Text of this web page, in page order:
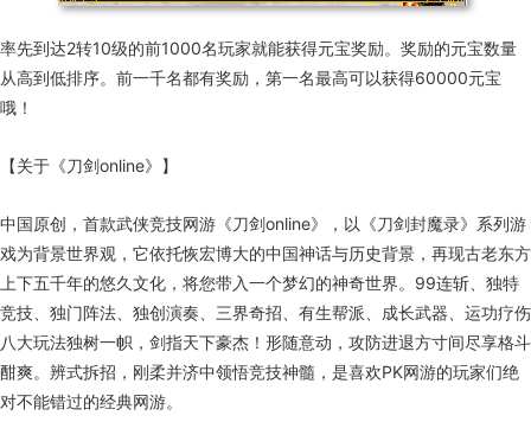
率先到达2转10级的前1000名玩家就能获得元宝奖励。奖励的元宝数量
从高到低排序。前一千名都有奖励，第一名最高可以获得60000元宝
哦！
【关于《刀剑online》】
中国原创，首款武侠竞技网游《刀剑online》，以《刀剑封魔录》系列游
戏为背景世界观，它依托恢宏博大的中国神话与历史背景，再现古老东方
上下五千年的悠久文化，将您带入一个梦幻的神奇世界。 99连斩、独特
竞技、独门阵法、独创演奏、三界奇招、有生帮派、成长武器、运功疗伤
八大玩法独树一帜，剑指天下豪杰！形随意动，攻防进退方寸间尽享格斗
酣爽。辨式拆招，刚柔并济中领悟竞技神髓，是喜欢PK网游的玩家们绝
对不能错过的经典网游。